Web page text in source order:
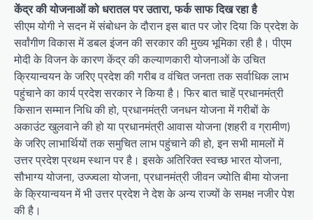
केंद्र की योजनाओं को धरातल पर उतारा, फर्क साफ दिख रहा है
सीएम योगी ने सदन में संबोधन के दौरान इस बात पर जोर दिया कि प्रदेश के
सर्वांगीण विकास में डबल इंजन की सरकार की मुख्य भूमिका रही है। पीएम
मोदी के विजन के कारण केंद्र की कल्याणकारी योजनाओं के उचित
क्रियान्वयन के जरिए प्रदेश की गरीब व वंचित जनता तक सर्वाधिक लाभ
पहुंचाने का कार्य प्रदेश सरकार ने किया है। फिर बात चाहें प्रधानमंत्री
किसान सम्मान निधि की हो, प्रधानमंत्री जनधन योजना में गरीबों के
अकाउंट खुलवाने की हो या प्रधानमंत्री आवास योजना (शहरी व ग्रामीण)
के जरिए लाभार्थियों तक समुचित लाभ पहुंचाने की हो, इन सभी मामलों में
उत्तर प्रदेश प्रथम स्थान पर है। इसके अतिरिक्त स्वच्छ भारत योजना,
सौभाग्य योजना, उज्ज्वला योजना, प्रधानमंत्री जीवन ज्योति बीमा योजना
के क्रियान्वयन में भी उत्तर प्रदेश ने देश के अन्य राज्यों के समक्ष नजीर पेश
की है।